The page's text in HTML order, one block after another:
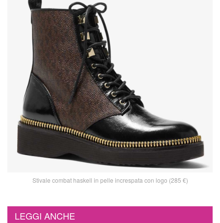
Stivale combat haskell in pelle increspata con logo (285 €)
LEGGI ANCHE